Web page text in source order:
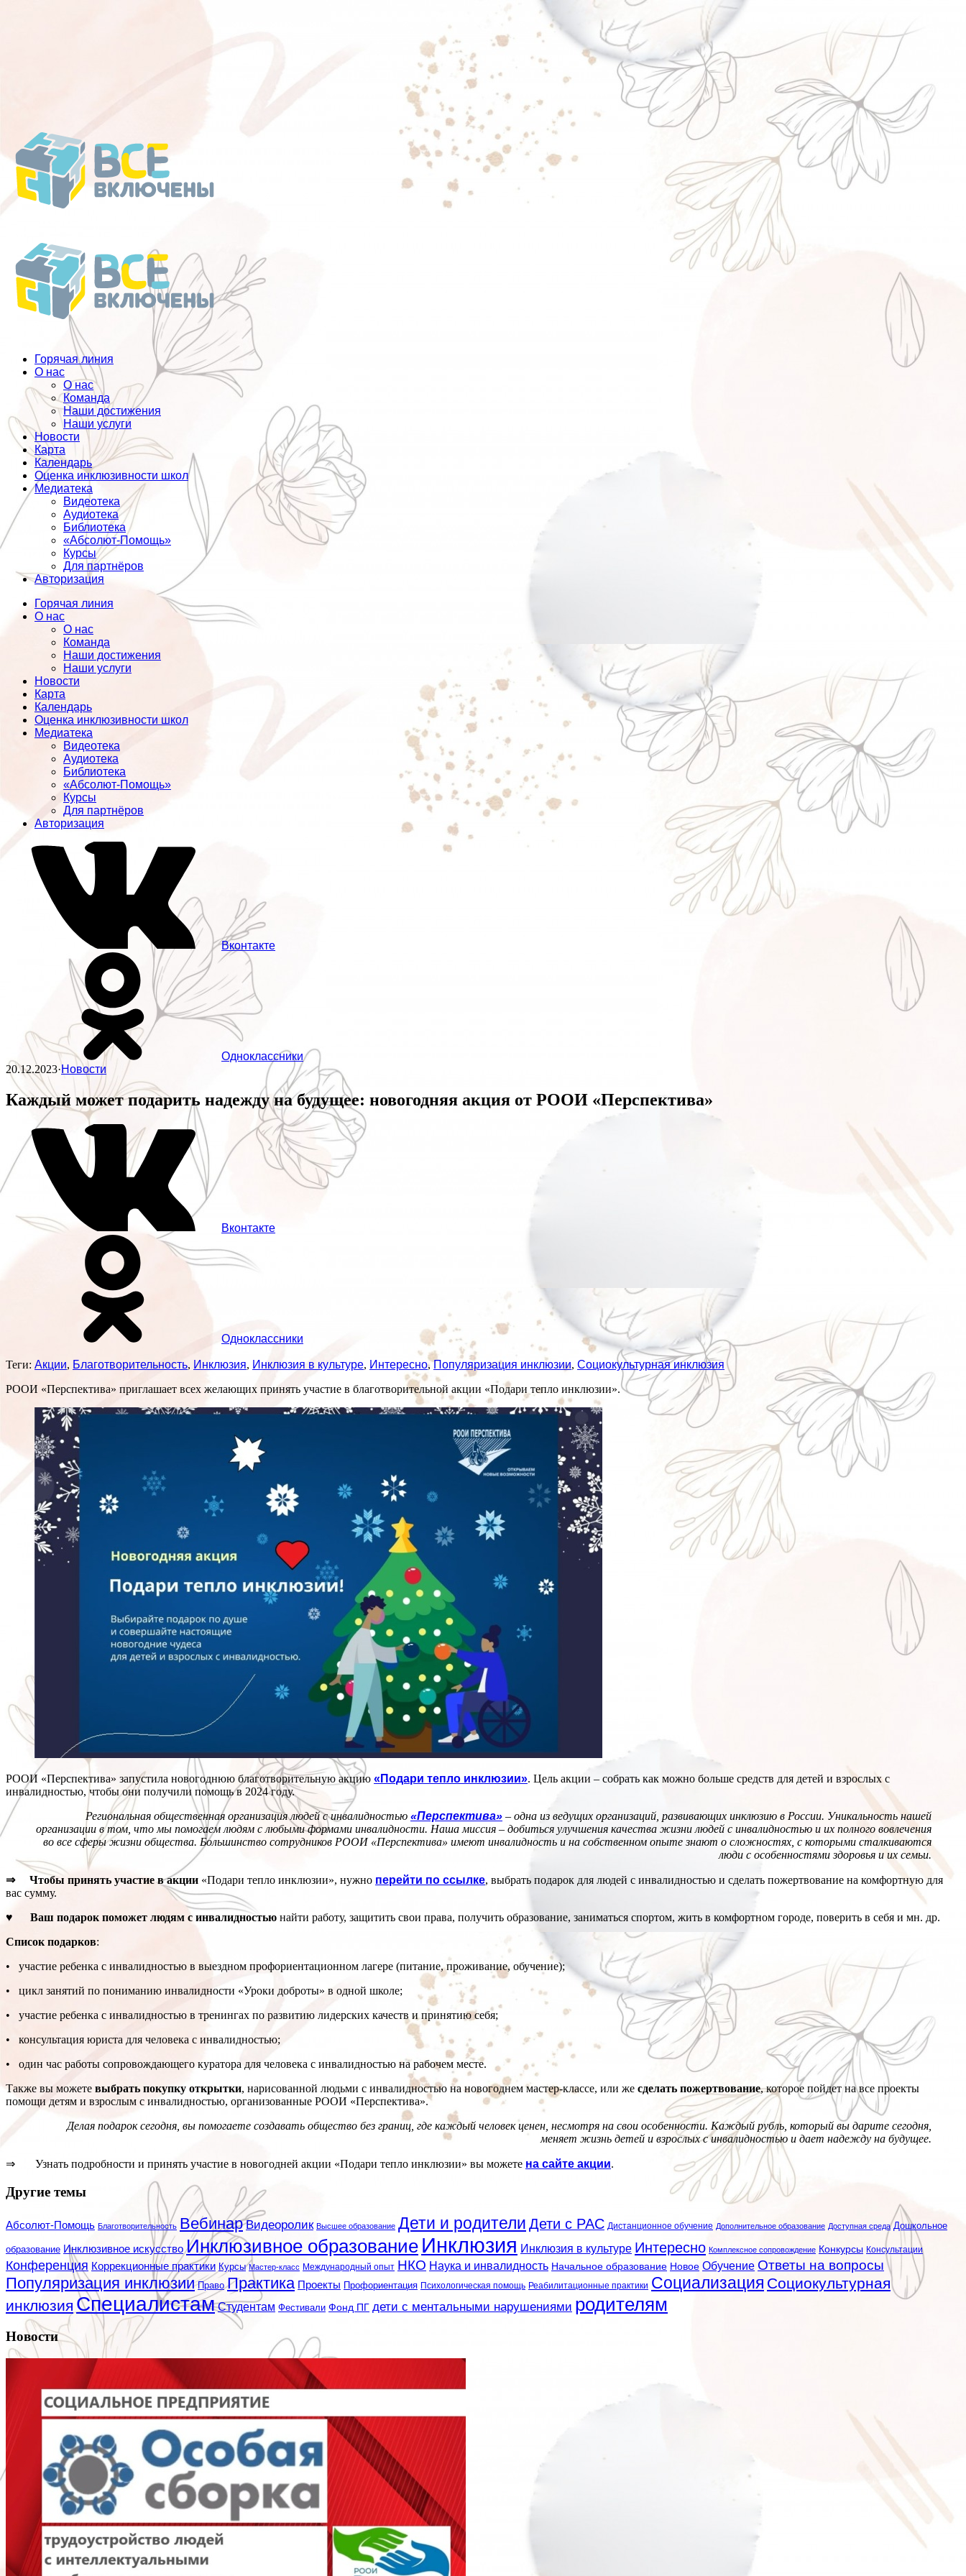
Горячая линия
О нас
О нас
Команда
Наши достижения
Наши услуги
Новости
Карта
Календарь
Оценка инклюзивности школ
Медиатека
Видеотека
Аудиотека
Библиотека
«Абсолют-Помощь»
Курсы
Для партнёров
Авторизация
Горячая линия
О нас
О нас
Команда
Наши достижения
Наши услуги
Новости
Карта
Календарь
Оценка инклюзивности школ
Медиатека
Видеотека
Аудиотека
Библиотека
«Абсолют-Помощь»
Курсы
Для партнёров
Авторизация
Вконтакте
Одноклассники
20.12.2023·Новости
Каждый может подарить надежду на будущее: новогодняя акция от РООИ «Перспектива»
Вконтакте
Одноклассники
Теги: Акции, Благотворительность, Инклюзия, Инклюзия в культуре, Интересно,Популяризация инклюзии, Социокультурная инклюзия
РООИ «Перспектива» приглашает всех желающих принять участие в благотворительной акции «Подари тепло инклюзии».
РООИ «Перспектива» запустила новогоднюю благотворительную акцию «Подари тепло инклюзии». Цель акции – собрать как можно больше средств для детей и взрослых с
инвалидностью, чтобы они получили помощь в 2024 году.
Региональная общественная организация людей с инвалидностью «Перспектива» – одна из ведущих организаций, развивающих инклюзию в России. Уникальность нашей
организации в том, что мы помогаем людям с любыми формами инвалидности. Наша миссия – добиться улучшения качества жизни людей с инвалидностью и их полного вовлечения
во все сферы жизни общества. Большинство сотрудников РООИ «Перспектива» имеют инвалидность и на собственном опыте знают о сложностях, с которыми сталкиваются
люди с особенностями здоровья и их семьи.
⇒ Чтобы принять участие в акции «Подари тепло инклюзии», нужно перейти по ссылке, выбрать подарок для людей с инвалидностью и сделать пожертвование на комфортную для
вас сумму.
♥ Ваш подарок поможет людям с инвалидностью найти работу, защитить свои права, получить образование, заниматься спортом, жить в комфортном городе, поверить в себя и мн. др.
Список подарков:
• участие ребенка с инвалидностью в выездном профориентационном лагере (питание, проживание, обучение);
• цикл занятий по пониманию инвалидности «Уроки доброты» в одной школе;
• участие ребенка с инвалидностью в тренингах по развитию лидерских качеств и принятию себя;
• консультация юриста для человека с инвалидностью;
• один час работы сопровождающего куратора для человека с инвалидностью на рабочем месте.
Также вы можете выбрать покупку открытки, нарисованной людьми с инвалидностью на новогоднем мастер-классе, или же сделать пожертвование, которое пойдет на все проекты
помощи детям и взрослым с инвалидностью, организованные РООИ «Перспектива».
Делая подарок сегодня, вы помогаете создавать общество без границ, где каждый человек ценен, несмотря на свои особенности. Каждый рубль, который вы дарите сегодня,
меняет жизнь детей и взрослых с инвалидностью и дает надежду на будущее.
⇒ Узнать подробности и принять участие в новогодней акции «Подари тепло инклюзии» вы можете на сайте акции.
Другие темы
Абсолют-Помощь Благотворительность Вебинар Видеоролик Высшее образование Дети и родители Дети с РАС Дистанционное обучение Дополнительное образование Доступная среда Дошкольное
образование Инклюзивное искусство Инклюзивное образование Инклюзия Инклюзия в культуре Интересно Комплексное сопровождение Конкурсы Консультации
Конференция Коррекционные практики Курсы Мастер-класс Международный опыт НКО Наука и инвалидность Начальное образование Новое Обучение Ответы на вопросы
Популяризация инклюзии Право Практика Проекты Профориентация Психологическая помощь Реабилитационные практики Социализация Социокультурная
инклюзия Специалистам Студентам Фестивали Фонд ПГ дети с ментальными нарушениями родителям
Новости